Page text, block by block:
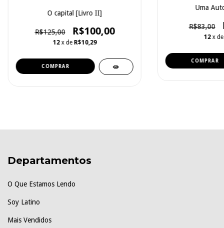
O capital [Livro II]
R$125,00 R$100,00
12 x de R$10,29
Uma
R$83,00
12 x
Departamentos
O Que Estamos Lendo
Soy Latino
Mais Vendidos